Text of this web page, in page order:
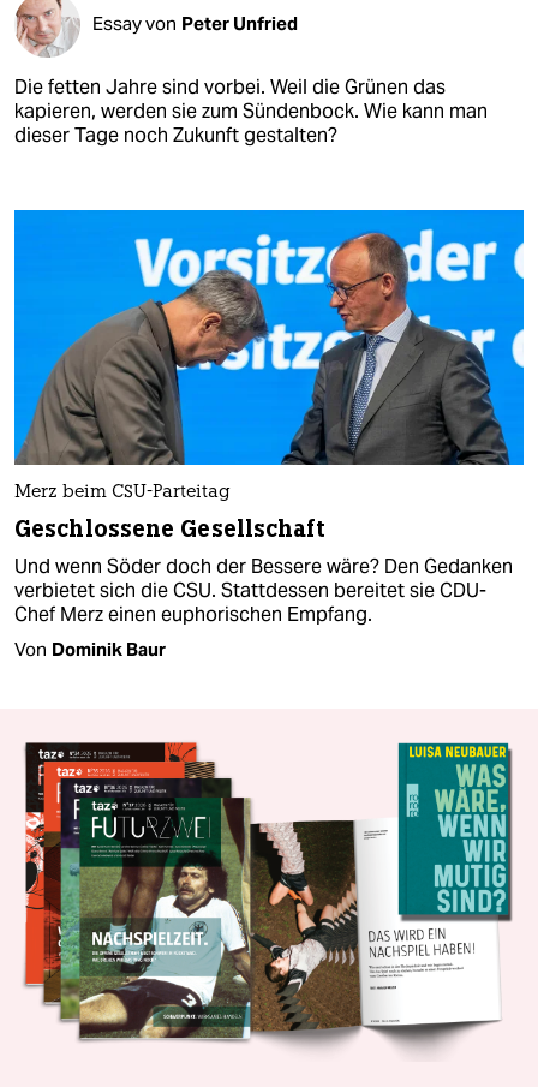
Essay von Peter Unfried
Die fetten Jahre sind vorbei. Weil die Grünen das
kapieren, werden sie zum Sündenbock. Wie kann man
dieser Tage noch Zukunft gestalten?
Merz beim CSU-Parteitag
Geschlossene Gesellschaft
Und wenn Söder doch der Bessere wäre? Den Gedanken
verbietet sich die CSU. Stattdessen bereitet sie CDU-
Chef Merz einen euphorischen Empfang.​
Von Dominik Baur